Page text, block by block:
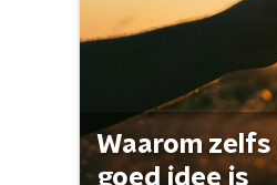
Waarom zelfs
goed idee is